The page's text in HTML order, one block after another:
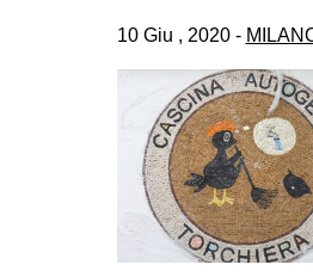
ms
10 Giu , 2020 -